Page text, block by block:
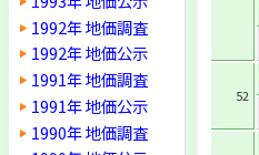
1992年 地価調査
1992年 地価公示
1991年 地価調査
1991年 地価公示
1990年 地価調査
52